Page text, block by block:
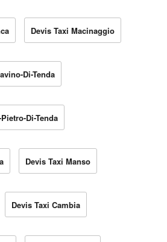
Devis Taxi Macinaggio
Di-Tenda
Di-Tenda
Devis Taxi Manso
Devis Taxi Cambia